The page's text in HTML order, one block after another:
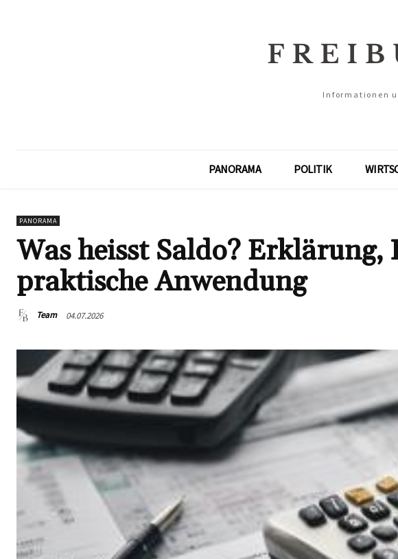
Informationen
PANORAMA POLITIK
PANORAMA
Was heisst Saldo? Erklärung,
praktische Anwendung
Team 04.07.2026